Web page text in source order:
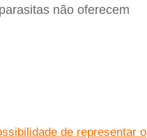
não oferecem
de representar o